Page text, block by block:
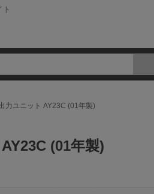
力ユニット AY23C (01年製)
(01年製)